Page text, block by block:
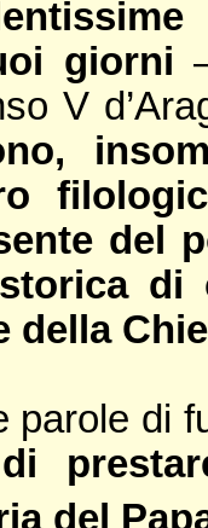
giorni
V
del
storica
della
parole di
del